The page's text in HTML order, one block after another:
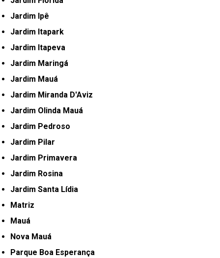
Jardim Ipê
Jardim Itapark
Jardim Itapeva
Jardim Maringá
Jardim Mauá
Jardim Miranda D'Aviz
Jardim Olinda Mauá
Jardim Pedroso
Jardim Pilar
Jardim Primavera
Jardim Rosina
Jardim Santa Lídia
Matriz
Mauá
Nova Mauá
Parque Boa Esperança